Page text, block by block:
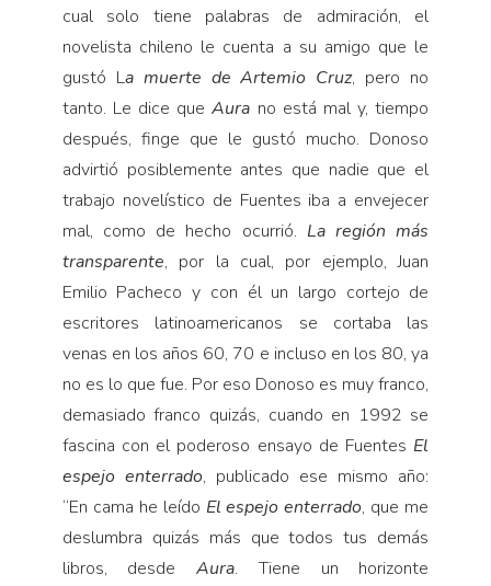
cual solo tiene palabras de admiración, el
novelista chileno le cuenta a su amigo que le
gustó La muerte de Artemio Cruz, pero no
tanto. Le dice queAura no está mal y, tiempo
después, finge que le gustó mucho. Donoso
advirtió posiblemente antes que nadie que el
trabajo novelístico de Fuentes iba a envejecer
mal, como de hecho ocurrió. La región más
transparente, por la cual, por ejemplo, Juan
Emilio Pacheco y con él un largo cortejo de
escritores latinoamericanos se cortaba las
venas en los años 60, 70 e incluso en los 80, ya
no es lo que fue. Por eso Donoso es muy franco,
demasiado franco quizás, cuando en 1992 se
fascina con el poderoso ensayo de Fuentes El
espejo enterrado, publicado ese mismo año:
“En cama he leído El espejo enterrado, que me
deslumbra quizás más que todos tus demás
libros, desdeAura. Tiene un horizonte